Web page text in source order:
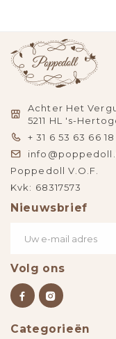
Achter Het
5211 HL 's-
+ 31 6 53 63 66 18
Poppedoll V.O.F.
Kvk: 68317573
Nieuwsbrief
Volg ons
Categorieën